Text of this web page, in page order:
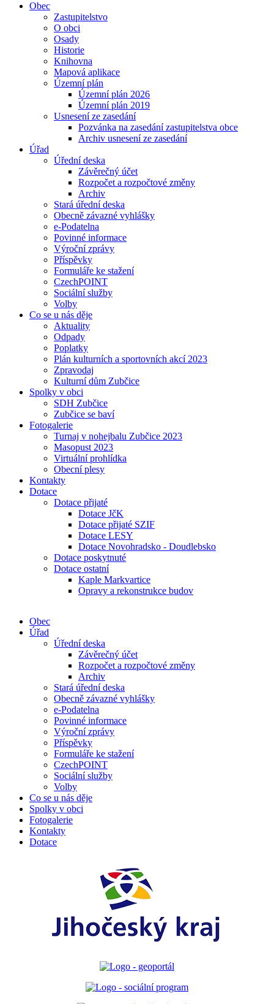
Obec
Zastupitelstvo
O obci
Osady
Historie
Knihovna
Mapová aplikace
Územní plán
Územní plán 2026
Územní plán 2019
Usnesení ze zasedání
Pozvánka na zasedání zastupitelstva obce
Archiv usnesení ze zasedání
Úřad
Úřední deska
Závěrečný účet
Rozpočet a rozpočtové změny
Archiv
Stará úřední deska
Obecně závazné vyhlášky
e-Podatelna
Povinné informace
Výroční zprávy
Příspěvky
Formuláře ke stažení
CzechPOINT
Sociální služby
Volby
Co se u nás děje
Aktuality
Odpady
Poplatky
Plán kulturních a sportovních akcí 2023
Zpravodaj
Kulturní dům Zubčice
Spolky v obci
SDH Zubčice
Zubčice se baví
Fotogalerie
Turnaj v nohejbalu Zubčice 2023
Masopust 2023
Virtuální prohlídka
Obecní plesy
Kontakty
Dotace
Dotace přijaté
Dotace JčK
Dotace přijaté SZIF
Dotace LESY
Dotace Novohradsko - Doudlebsko
Dotace poskytnuté
Dotace ostatní
Kaple Markvartice
Opravy a rekonstrukce budov
Obec
Úřad
Úřední deska
Závěrečný účet
Rozpočet a rozpočtové změny
Archiv
Stará úřední deska
Obecně závazné vyhlášky
e-Podatelna
Povinné informace
Výroční zprávy
Příspěvky
Formuláře ke stažení
CzechPOINT
Sociální služby
Volby
Co se u nás děje
Spolky v obci
Fotogalerie
Kontakty
Dotace